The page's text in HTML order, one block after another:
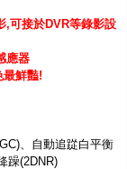
,可接於DVR等錄影設
應器
最鮮豔!
、自動追踨白平衡
躁(2DNR)